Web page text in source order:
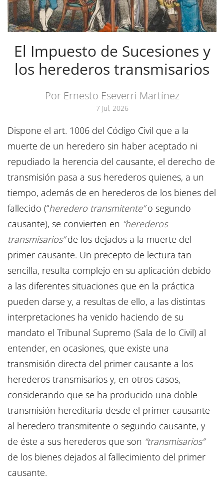
El Impuesto de Sucesiones y
los herederos transmisarios
Por Ernesto Eseverri Martínez
7 Jul, 2026
Dispone el art. 1006 del Código Civil que a la
muerte de un heredero sin haber aceptado ni
repudiado la herencia del causante, el derecho de
transmisión pasa a sus herederos quienes, a un
tiempo, además de en herederos de los bienes del
fallecido (“heredero transmitente”o segundo
causante), se convierten en “herederos
transmisarios”de los dejados a la muerte del
primer causante. Un precepto de lectura tan
sencilla, resulta complejo en su aplicación debido
a las diferentes situaciones que en la práctica
pueden darse y, a resultas de ello, a las distintas
interpretaciones ha venido haciendo de su
mandato el Tribunal Supremo (Sala de lo Civil) al
entender, en ocasiones, que existe una
transmisión directa del primer causante a los
herederos transmisarios y, en otros casos,
considerando que se ha producido una doble
transmisión hereditaria desde el primer causante
al heredero transmitente o segundo causante, y
de éste a sus herederos que son “transmisarios”
de los bienes dejados al fallecimiento del primer
causante.